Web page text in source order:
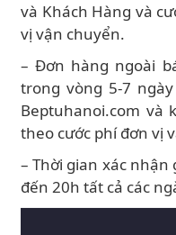
và Khách Hàng và
vị vận chuyển.
– Đơn hàng ngoài
trong vòng 5-7
Beptuhanoi.com và
theo cước phí đơn vị
– Thời gian xác
đến 20h tất cả các